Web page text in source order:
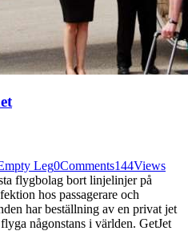
Leg0Comments144Views
flygbolag bort linjelinjer på
hos passagerare och
har beställning av en privat jet
någonstans i världen. GetJet